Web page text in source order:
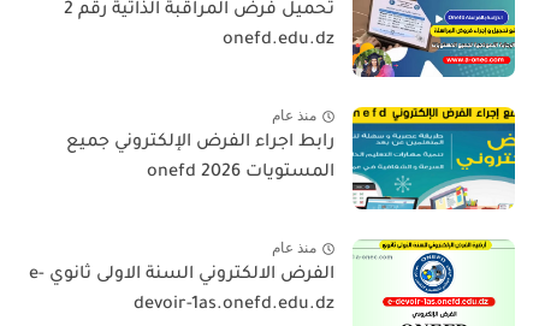
تحميل فرض المراقبة الذاتية رقم 2
onefd.edu.dz
منذ عام
رابط اجراء الفرض الإلكتروني جميع
المستويات 2026 onefd
منذ عام
الفرض الالكتروني السنة الاولى ثانوي e-
devoir-1as.onefd.edu.dz